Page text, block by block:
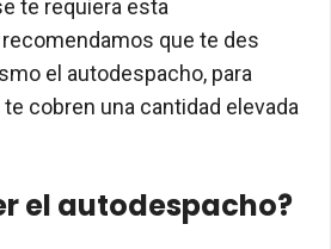
te requiera esta
que te des
el autodespacho, para
cobren una cantidad elevada
el autodespacho?